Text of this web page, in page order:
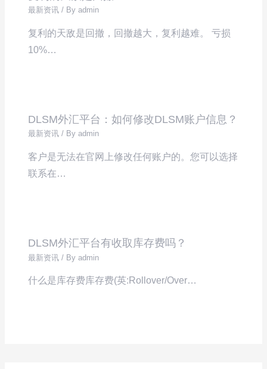
最新资讯 / Byadmin
复利的天敌是回撤，回撤越大，复利越难。 亏损
10%…
DLSM外汇平台：如何修改DLSM账户信息？
最新资讯 / Byadmin
客户是无法在官网上修改任何账户的。您可以选择
联系在…
DLSM外汇平台有收取库存费吗？
最新资讯 / Byadmin
什么是库存费库存费(英:Rollover/Over…